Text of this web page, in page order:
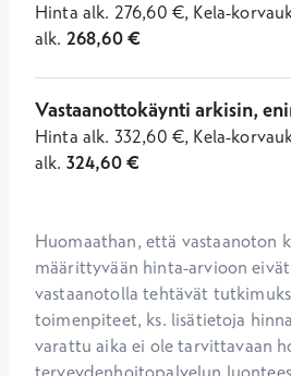
Hinta alk. 276,60 €, Kela-
alk. 268,60€
Vastaanottokäynti arkisin,
Hinta alk. 332,60 €, Kela-
alk. 324,60€
Huomaathan, että vastaanoton
määrittyvään hinta-arvioon eivät
vastaanotolla tehtävät
toimenpiteet, ks. lisätietoja
varattu aika ei ole tarvittavaan
terveydenhoitopalvelun